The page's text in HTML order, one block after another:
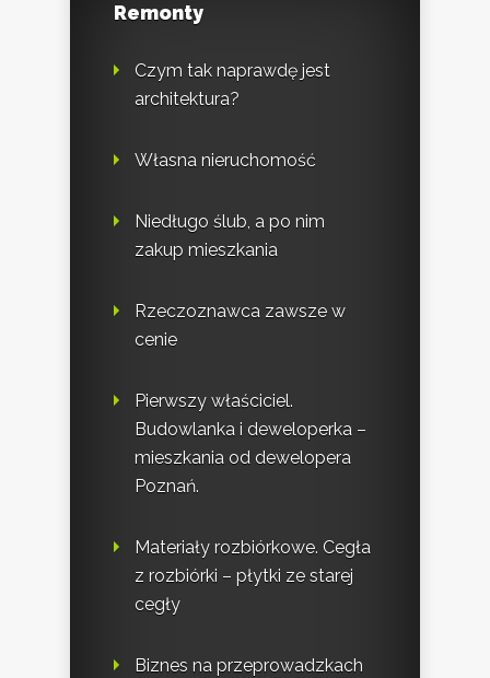
Remonty
Czym tak naprawdę jest
architektura?
Własna nieruchomość
Niedługo ślub, a po nim
zakup mieszkania
Rzeczoznawca zawsze w
cenie
Pierwszy właściciel.
Budowlanka i deweloperka –
mieszkania od dewelopera
Poznań.
Materiały rozbiórkowe. Cegła
z rozbiórki – płytki ze starej
cegły
Biznes na przeprowadzkach